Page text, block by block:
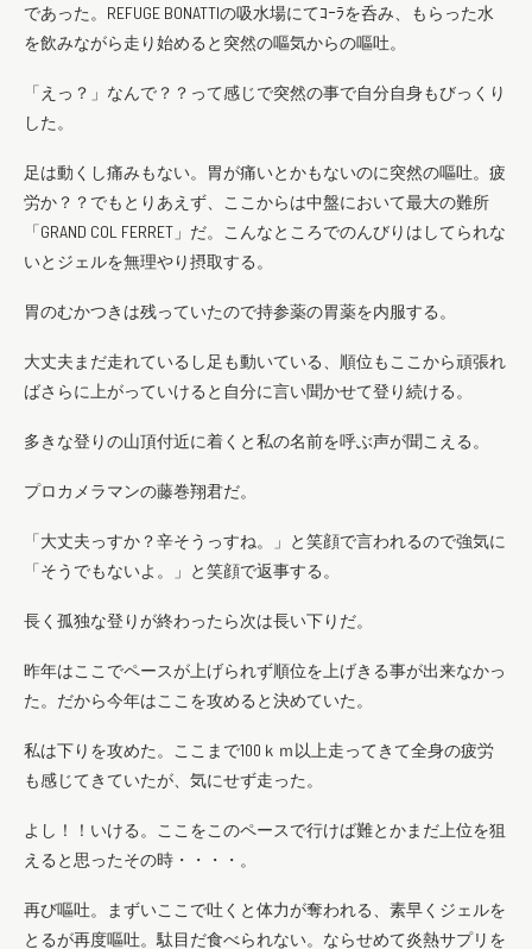
であった。REFUGE BONATTIの吸水場にてｺｰﾗを呑み、もらった水
を飲みながら走り始めると突然の嘔気からの嘔吐。
「えっ？」なんで？？って感じで突然の事で自分自身もびっくり
した。
足は動くし痛みもない。胃が痛いとかもないのに突然の嘔吐。疲
労か？？でもとりあえず、ここからは中盤において最大の難所
「GRAND COL FERRET」だ。こんなところでのんびりはしてられな
いとジェルを無理やり摂取する。
胃のむかつきは残っていたので持参薬の胃薬を内服する。
大丈夫まだ走れているし足も動いている、順位もここから頑張れ
ばさらに上がっていけると自分に言い聞かせて登り続ける。
多きな登りの山頂付近に着くと私の名前を呼ぶ声が聞こえる。
プロカメラマンの藤巻翔君だ。
「大丈夫っすか？辛そうっすね。」と笑顔で言われるので強気に
「そうでもないよ。」と笑顔で返事する。
長く孤独な登りが終わったら次は長い下りだ。
昨年はここでペースが上げられず順位を上げきる事が出来なかっ
た。だから今年はここを攻めると決めていた。
私は下りを攻めた。ここまで100ｋｍ以上走ってきて全身の疲労
も感じてきていたが、気にせず走った。
よし！！いける。ここをこのペースで行けば難とかまだ上位を狙
えると思ったその時・・・・。
再び嘔吐。まずいここで吐くと体力が奪われる、素早くジェルを
とるが再度嘔吐。駄目だ食べられない。ならせめて炎熱サプリを